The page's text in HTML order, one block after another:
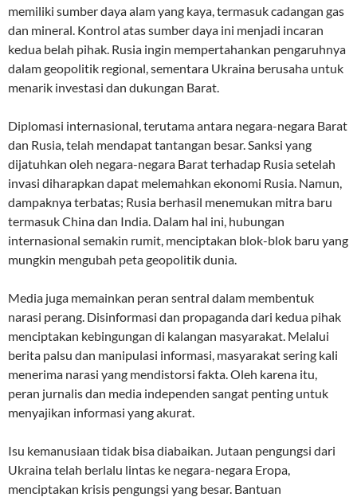
memiliki sumber daya alam yang kaya, termasuk cadangan gas
dan mineral. Kontrol atas sumber daya ini menjadi incaran
kedua belah pihak. Rusia ingin mempertahankan pengaruhnya
dalam geopolitik regional, sementara Ukraina berusaha untuk
menarik investasi dan dukungan Barat.
Diplomasi internasional, terutama antara negara-negara Barat
dan Rusia, telah mendapat tantangan besar. Sanksi yang
dijatuhkan oleh negara-negara Barat terhadap Rusia setelah
invasi diharapkan dapat melemahkan ekonomi Rusia. Namun,
dampaknya terbatas; Rusia berhasil menemukan mitra baru
termasuk China dan India. Dalam hal ini, hubungan
internasional semakin rumit, menciptakan blok-blok baru yang
mungkin mengubah peta geopolitik dunia.
Media juga memainkan peran sentral dalam membentuk
narasi perang. Disinformasi dan propaganda dari kedua pihak
menciptakan kebingungan di kalangan masyarakat. Melalui
berita palsu dan manipulasi informasi, masyarakat sering kali
menerima narasi yang mendistorsi fakta. Oleh karena itu,
peran jurnalis dan media independen sangat penting untuk
menyajikan informasi yang akurat.
Isu kemanusiaan tidak bisa diabaikan. Jutaan pengungsi dari
Ukraina telah berlalu lintas ke negara-negara Eropa,
menciptakan krisis pengungsi yang besar. Bantuan